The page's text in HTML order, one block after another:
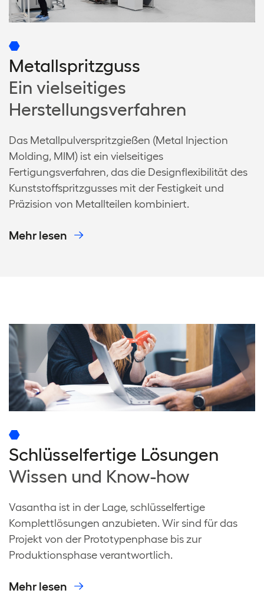
Metallspritzguss
Ein vielseitiges
Herstellungsverfahren
Das Metallpulverspritzgießen (Metal Injection
Molding, MIM) ist ein vielseitiges
Fertigungsverfahren, das die Designflexibilität des
Kunststoffspritzgusses mit der Festigkeit und
Präzision von Metallteilen kombiniert.
Mehr lesen
Schlüsselfertige Lösungen
Wissen und Know-how
Vasantha ist in der Lage, schlüsselfertige
Komplettlösungen anzubieten. Wir sind für das
Projekt von der Prototypenphase bis zur
Produktionsphase verantwortlich.
Mehr lesen